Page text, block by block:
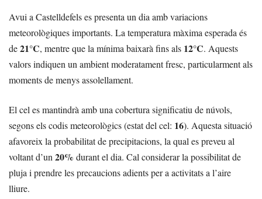
Avui a Castelldefels es presenta un dia amb variacions
meteorològiques importants. La temperatura màxima esperada és
de21°C, mentre que la mínima baixarà fins als 12°C. Aquests
valors indiquen un ambient moderatament fresc, particularment als
moments de menys assolellament.
El cel es mantindrà amb una cobertura significatiu de núvols,
segons els codis meteorològics (estat del cel: 16). Aquesta situació
afavoreix la probabilitat de precipitacions, la qual es preveu al
voltant d’un20% durant el dia. Cal considerar la possibilitat de
pluja i prendre les precaucions adients per a activitats a l’aire
lliure.